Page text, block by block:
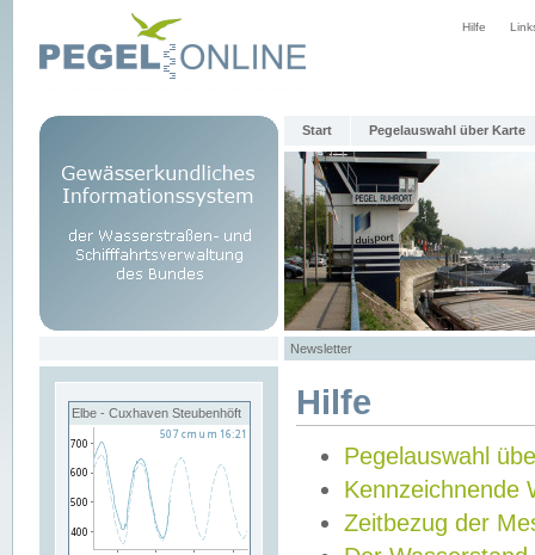
Hilfe
Start Pegelauswahl über Karte
Newsletter
Elbe - Cuxhaven Steubenhöft Hilfe
Pegelauswahl
Kennzeichnende
Zeitbezug der